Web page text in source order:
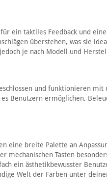
ein taktiles Feedback und
überstehen, was sie
je nach Modell und
und funktionieren
Benutzern ermöglichen,
eine breite Palette an
mechanischen Tasten
ein ästhetikbewusster
Welt der Farben unter